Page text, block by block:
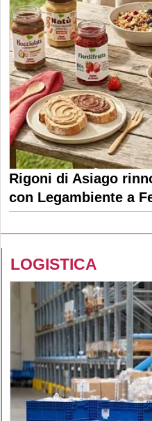
Rigoni di Asiago
con Legambiente a
LOGISTICA